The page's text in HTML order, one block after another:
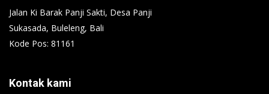
Jalan Ki Barak Panji Sakti, Desa Panji
Sukasada, Buleleng, Bali
Kode Pos: 81161
Kontak kami